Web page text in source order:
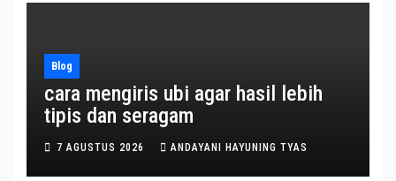
Blog
cara mengiris ubi agar hasil lebih
tipis dan seragam
7 AGUSTUS 2026 ANDAYANI HAYUNING TYAS